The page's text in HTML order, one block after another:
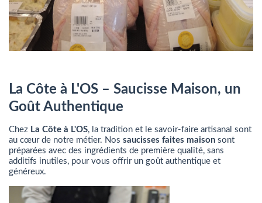
La Côte à L'OS – Saucisse Maison, un
Goût Authentique
Chez La Côte à L'OS, la tradition et le savoir-faire artisanal sont
au cœur de notre métier. Nos saucisses faites maison sont
préparées avec des ingrédients de première qualité, sans
additifs inutiles, pour vous offrir un goût authentique et
généreux.